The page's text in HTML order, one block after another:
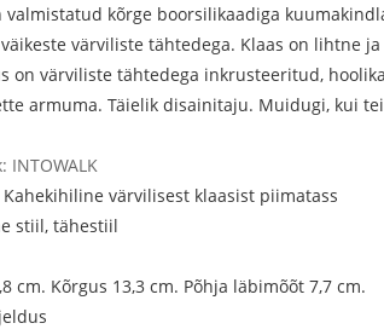
valmistatud kõrge boorsilikaadiga
värviliste tähtedega. Klaas on lihtne
on värviliste tähtedega inkrusteeritud,
armuma. Täielik disainitaju. Muidugi, kui
INTOWALK
värvilisest klaasist piimatass
stiil, tähestiil
cm. Kõrgus 13,3 cm. Põhja läbimõõt 7,7 cm.